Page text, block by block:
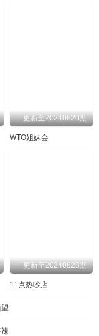
更新至20240820期
WTO姐妹会
更新至20240828期
11点热吵店